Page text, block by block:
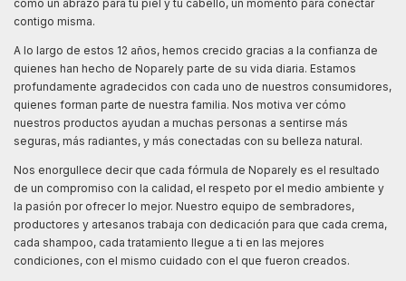
como un abrazo para tu piel y tu cabello, un momento para conectar
contigo misma.
A lo largo de estos 12 años, hemos crecido gracias a la confianza de
quienes han hecho de Noparely parte de su vida diaria. Estamos
profundamente agradecidos con cada uno de nuestros consumidores,
quienes forman parte de nuestra familia. Nos motiva ver cómo
nuestros productos ayudan a muchas personas a sentirse más
seguras, más radiantes, y más conectadas con su belleza natural.
Nos enorgullece decir que cada fórmula de Noparely es el resultado
de un compromiso con la calidad, el respeto por el medio ambiente y
la pasión por ofrecer lo mejor. Nuestro equipo de sembradores,
productores y artesanos trabaja con dedicación para que cada crema,
cada shampoo, cada tratamiento llegue a ti en las mejores
condiciones, con el mismo cuidado con el que fueron creados.